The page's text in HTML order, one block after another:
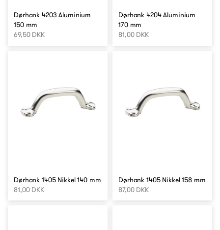
Dørhank 4203 Aluminium
150 mm
69,50 DKK
Dørhank 4204 Aluminium
170 mm
81,00 DKK
Dørhank 1405 Nikkel 140 mm
81,00 DKK
Dørhank 1405 Nikkel 158 mm
87,00 DKK